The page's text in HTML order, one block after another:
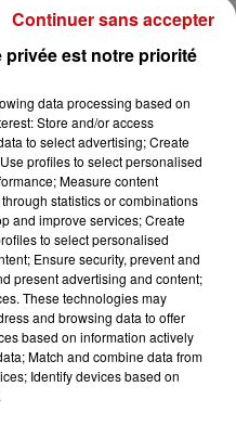
à 10 h au Palais
en direction du Jardin
où le cortège
10 h place de la
défilé place Salvator.
devant la maison des
syndicaux, rendez-vous
est notre priorité
data processing based on
Store and/or access
to select advertising; Create
profiles to select personalised
Measure content
statistics or combinations
and improve services; Create
to select personalised
Ensure security, prevent and
present advertising and content;
These technologies may
and browsing data to offer
based on information actively
Match and combine data from
Identify devices based on
Continuer sans accepter